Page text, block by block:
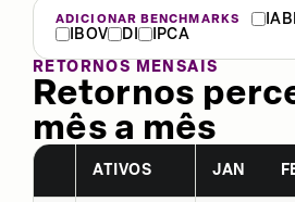
ADICIONAR BENCHMARKS
IBOV
DI
IPCA
RETORNOS MENSAIS
Retornos
mês a mês
ATIVOS JAN